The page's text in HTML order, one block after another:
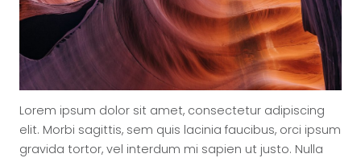
Lorem ipsum dolor sit amet, consectetur adipiscing
elit. Morbi sagittis, sem quis lacinia faucibus, orci ipsum
gravida tortor, vel interdum mi sapien ut justo. Nulla